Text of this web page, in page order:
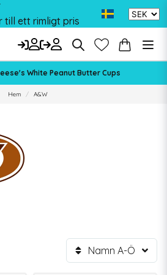
till ett rimligt pris
White Peanut Butter Cups
Hem A&W
Namn A-Ö